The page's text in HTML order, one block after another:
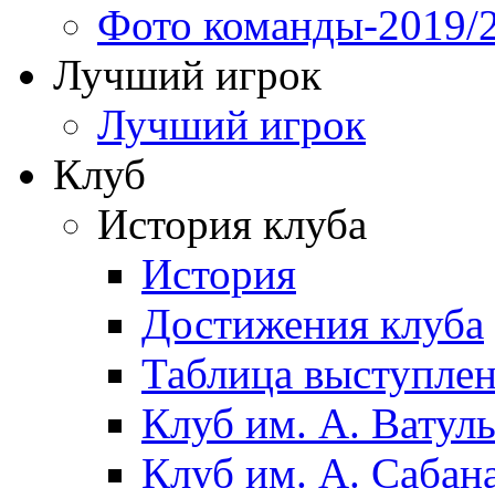
Фото команды-2019/
Лучший игрок
Лучший игрок
Клуб
История клуба
История
Достижения клуба
Таблица
Клуб им. А.
Клуб им. А.